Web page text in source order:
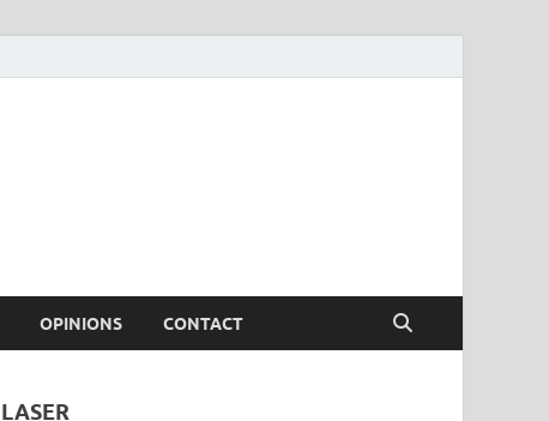
OPINIONS CONTACT
LASER